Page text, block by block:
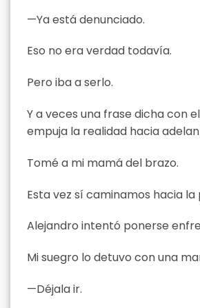
—Ya está denunciado.
Eso no era verdad todavía.
Pero iba a serlo.
Y a veces una frase dicha con
empuja la realidad hacia
Tomé a mi mamá del brazo.
Esta vez sí caminamos hacia la
Alejandro intentó ponerse
Mi suegro lo detuvo con una
—Déjala ir.